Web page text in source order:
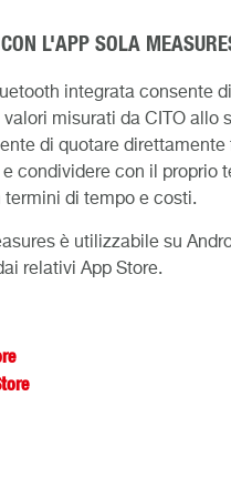
L'APP SOLA
integrata consente
misurati da CITO allo
di quotare
condividere con il proprio
termini di tempo e costi.
è utilizzabile su
relativi App Store.